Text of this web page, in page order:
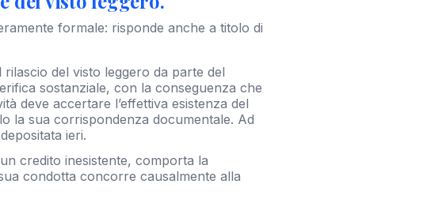
formale: risponde anche a titolo di
rilascio del visto leggero da parte del
sostanziale, con la conseguenza che
deve accertare l’effettiva esistenza del
la sua corrispondenza documentale. Ad
ieri.
credito inesistente, comporta la
condotta concorre causalmente alla